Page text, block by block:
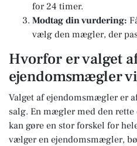
for 24 timer.
Modtag din vurdering:
vælg den mægler, der
Hvorfor er valget
ejendomsmægler
Valget af ejendomsmægler er
salg. En mægler med den
kan gøre en stor forskel for
vælger en ejendomsmægler,